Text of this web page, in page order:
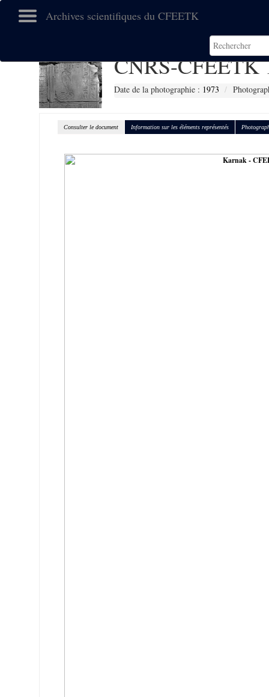
Archives scientifiques du CFEETK
CNRS-CFEETK
Date de la photographie : 1973
Consulter le document Information sur les éléments représentés